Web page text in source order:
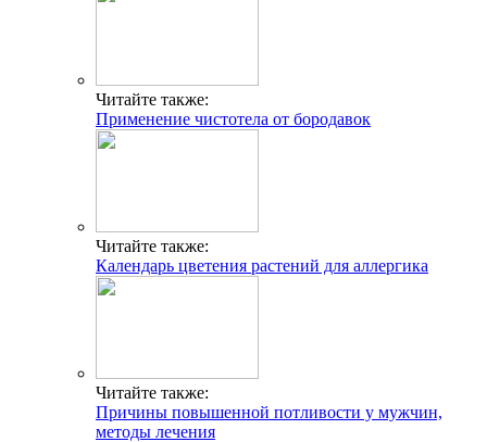
Читайте также:
Применение чистотела от бородавок
Читайте также:
Календарь цветения растений для аллергика
Читайте также:
Причины повышенной потливости у мужчин,
методы лечения